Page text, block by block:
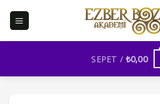
SEPET / ₺0,00